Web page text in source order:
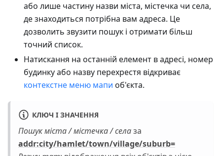
або лише частину назви міста, містечка чи села,
де знаходиться потрібна вам адреса. Це
дозволить звузити пошук і отримати більш
точний список.
Натискання на останній елемент в адресі, номер
будинку або назву перехрестя відкриває
контекстне меню мапи об'єкта.
КЛЮЧ І ЗНАЧЕННЯ
Пошук міста / містечка / селаза
addr:city/hamlet/town/village/suburb=